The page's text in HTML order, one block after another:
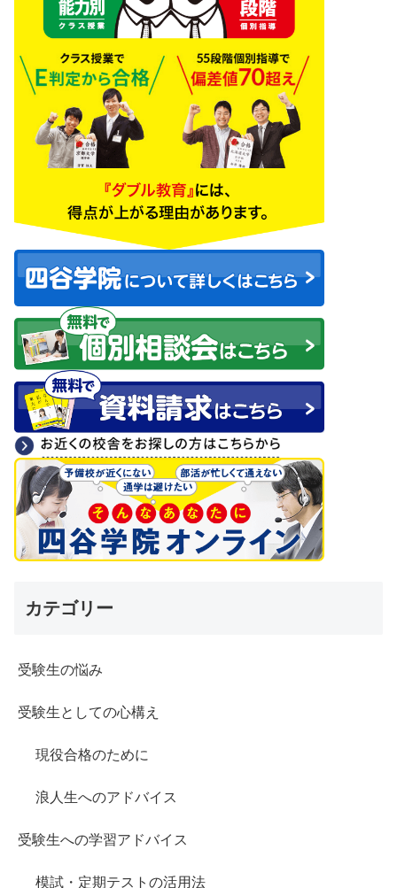
カテゴリー
受験生の悩み
受験生としての心構え
現役合格のために
浪人生へのアドバイス
受験生への学習アドバイス
模試・定期テストの活用法